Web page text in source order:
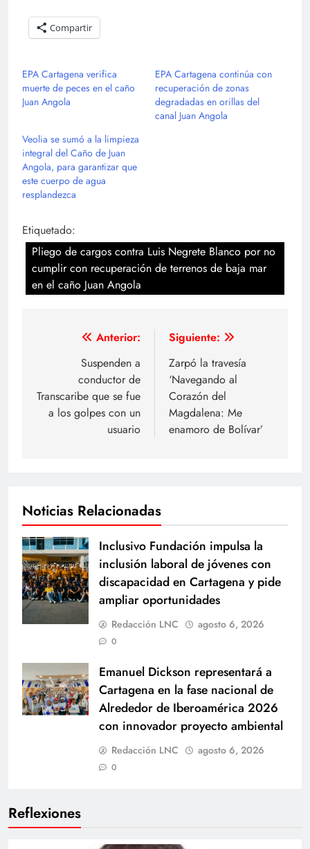
Reflexiones
Compartir
EPA Cartagena verifica
muerte de peces en el caño
Juan Angola
EPA Cartagena continúa con
recuperación de zonas
degradadas en orillas del
canal Juan Angola
Veolia se sumó a la limpieza
integral del Caño de Juan
Angola, para garantizar que
este cuerpo de agua
resplandezca
Etiquetado:
Pliego de cargos contra Luis Negrete Blanco por no
cumplir con recuperación de terrenos de baja mar
en el caño Juan Angola
Navegación
entradas
Anterior:
Suspenden a
conductor de
Transcaribe que se fue
a los golpes con un
usuario
Siguiente:
Zarpó la travesía
‘Navegando al
Corazón del
Magdalena: Me
enamoro de Bolívar’
Noticias Relacionadas
Inclusivo Fundación impulsa la
inclusión laboral de jóvenes con
discapacidad en Cartagena y pide
ampliar oportunidades
Redacción LNC agosto 6, 2026
0
Emanuel Dickson representará a
Cartagena en la fase nacional de
Alrededor de Iberoamérica 2026
con innovador proyecto ambiental
Redacción LNC agosto 6, 2026
0